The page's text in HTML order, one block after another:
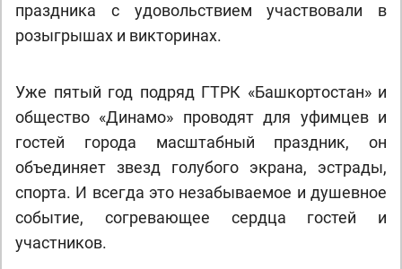
праздника с удовольствием участвовали в
розыгрышах и викторинах.
Уже пятый год подряд ГТРК «Башкортостан» и
общество «Динамо» проводят для уфимцев и
гостей города масштабный праздник, он
объединяет звезд голубого экрана, эстрады,
спорта. И всегда это незабываемое и душевное
событие, согревающее сердца гостей и
участников.